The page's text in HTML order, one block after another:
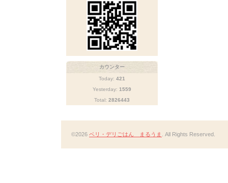
カウンター
Today: 421
Yesterday: 1559
Total: 2826443
©2026 ベリ・デリごはん まるうま . All Rights Reserved.